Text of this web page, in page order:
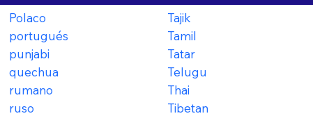
Polaco
portugués
punjabi
quechua
rumano
ruso
Tajik
Tamil
Tatar
Telugu
Thai
Tibetan